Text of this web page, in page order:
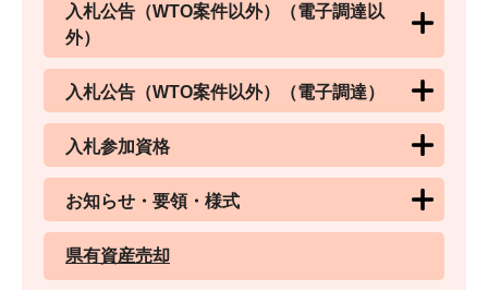
入札公告（WTO案件以外）（電子調達以
外）
入札公告（WTO案件以外）（電子調達）
入札参加資格
お知らせ・要領・様式
県有資産売却